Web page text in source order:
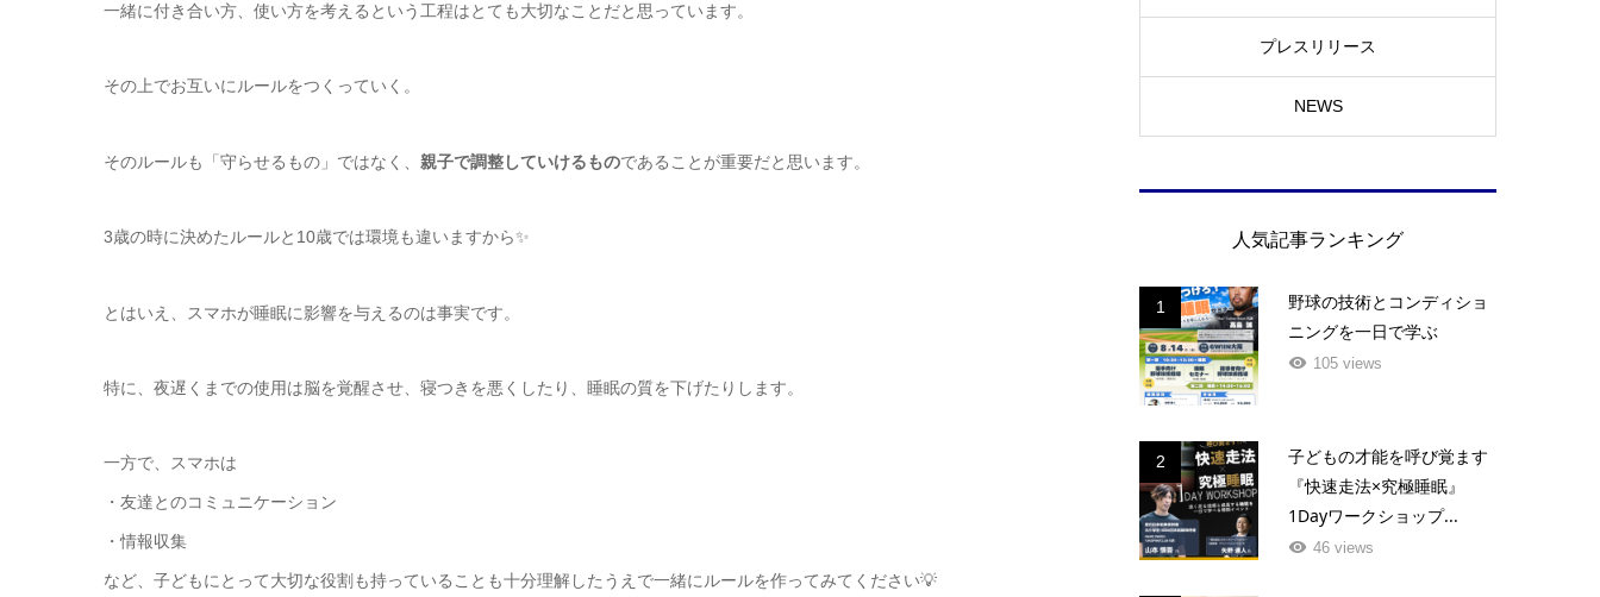
一緒に付き合い方、使い方を考えるという工程はとても大切なことだと思っています。
その上でお互いにルールをつくっていく。
そのルールも「守らせるもの」ではなく、 親子で調整していけるものであることが重要だと思います。
3歳の時に決めたルールと10歳では環境も違いますから✨
とはいえ、スマホが睡眠に影響を与えるのは事実です。
特に、夜遅くまでの使用は脳を覚醒させ、寝つきを悪くしたり、睡眠の質を下げたりします。
一方で、スマホは
・友達とのコミュニケーション
・情報収集
など、子どもにとって大切な役割も持っていることも十分理解したうえで一緒にルールを作ってみてください💡
プレスリリース
NEWS
人気記事ランキング
1
野球の技術とコンディショ
ニングを一日で学ぶ
105 views
2
子どもの才能を呼び覚ます
『快速走法×究極睡眠』
1Dayワークショップ...
46 views